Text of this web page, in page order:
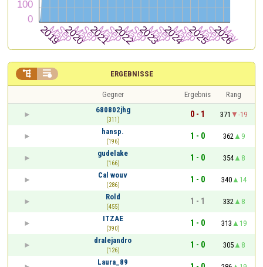
ERGEBNISSE
 
Gegner Ergebnis
Rang
680802jhg
(311)
0 - 1 371
-19
hansp.
(196)
1 - 0 362
9
gudelake
(166)
1 - 0 354
8
Cal wouv
(286)
1 - 0 340
14
Rold
(455)
1 - 1 332
8
ITZAE
(390)
1 - 0 313
19
dralejandro
(126)
1 - 0 305
8
Laura_89